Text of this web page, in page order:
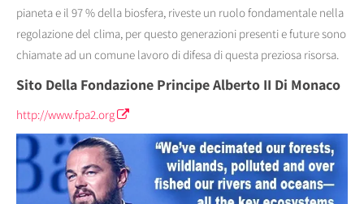
pianeta e il 97 % della biosfera, riveste un ruolo fondamentale nella
regolazione del clima, per questo generazioni presenti e future sono
chiamate ad un comune lavoro di difesa di questa preziosa risorsa.
Sito Della Fondazione Principe Alberto II Di Monaco
http://www.fpa2.org